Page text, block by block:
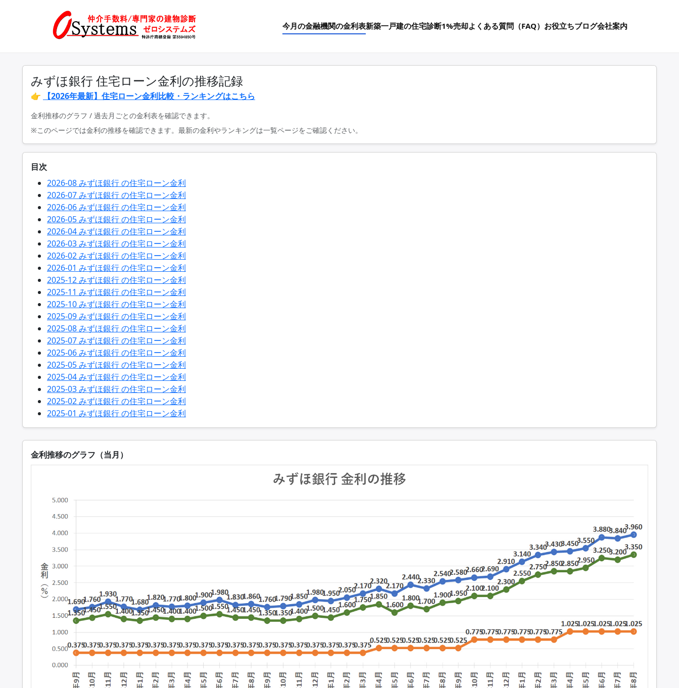
今月の金融機関の金利表新築一戸建の住宅診断1%売却よくある質問（FAQ） お役立ちブログ会社案内
みずほ銀行 住宅ローン金利の推移記録
👉 【2026年最新】住宅ローン金利比較・ランキングはこちら
金利推移のグラフ / 過去月ごとの金利表を確認できます。
※このページでは金利の推移を確認できます。最新の金利やランキングは一覧ページをご確認ください。
目次
2026-08 みずほ銀行 の住宅ローン金利
2026-07 みずほ銀行 の住宅ローン金利
2026-06 みずほ銀行 の住宅ローン金利
2026-05 みずほ銀行 の住宅ローン金利
2026-04 みずほ銀行 の住宅ローン金利
2026-03 みずほ銀行 の住宅ローン金利
2026-02 みずほ銀行 の住宅ローン金利
2026-01 みずほ銀行 の住宅ローン金利
2025-12 みずほ銀行 の住宅ローン金利
2025-11 みずほ銀行 の住宅ローン金利
2025-10 みずほ銀行 の住宅ローン金利
2025-09 みずほ銀行 の住宅ローン金利
2025-08 みずほ銀行 の住宅ローン金利
2025-07 みずほ銀行 の住宅ローン金利
2025-06 みずほ銀行 の住宅ローン金利
2025-05 みずほ銀行 の住宅ローン金利
2025-04 みずほ銀行 の住宅ローン金利
2025-03 みずほ銀行 の住宅ローン金利
2025-02 みずほ銀行 の住宅ローン金利
2025-01 みずほ銀行 の住宅ローン金利
金利推移のグラフ（当月）